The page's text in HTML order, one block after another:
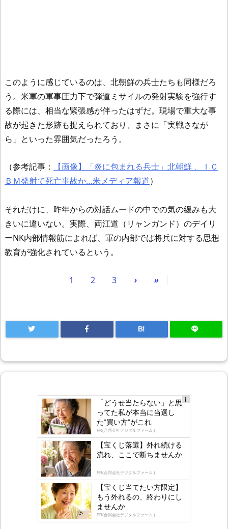
このように感じているのは、北朝鮮の兵士たちも同様だろ
う。米軍の軍事圧力下で弾道ミサイルの発射実験を強行す
る際には、相当な緊張感が伴ったはずだ。現場で重大な事
故が起きた形跡も捉えられており、まさに「実戦さなが
ら」といった雰囲気だったろう。
（参考記事：
【画像】「炎に包まれる兵士」北朝鮮 、ＩＣ
ＢＭ発射で死亡事故か…米メディア報道）
それだけに、昨年からの対話ムードの中での気の緩みも大
きいに違いない。実際、両江道（リャンガンド）のデイリ
ーNK内部情報筋によれば、軍の内部では将兵に対する思想
教育が強化されているという。
1 2 3 › »
B!
gly
「どうせ当たらない」と思
ってた私が本当に当選し
た“買い方”がこれ
PR(合同会社デジタルファーム )
【宝くじ落選】外れ続ける
流れ、ここで断ちませんか
PR(合同会社デジタルファーム )
【宝くじ当てたい方限定】
もう外れるの、終わりにし
ませんか
PR(合同会社デジタルファーム )